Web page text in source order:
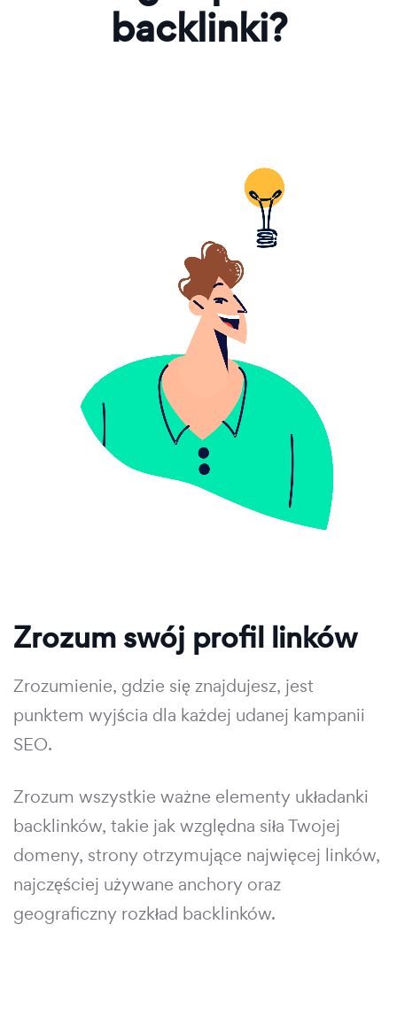
backlinki?
Zrozum swój profil linków
Zrozumienie, gdzie się znajdujesz, jest
punktem wyjścia dla każdej udanej kampanii
SEO.
Zrozum wszystkie ważne elementy układanki
backlinków, takie jak względna siła Twojej
domeny, strony otrzymujące najwięcej linków,
najczęściej używane anchory oraz
geograficzny rozkład backlinków.